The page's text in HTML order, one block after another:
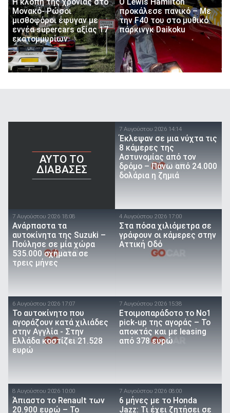
Η κλοπή της χρονιάς στο
Μονακό- Ρώσοι
μισθοφόροι έφυγαν με
εννέα supercars αξίας 17
εκατομμυρίων
O Lewis Hamilton
προκάλεσε πανικό – Με
την F40 του στο μυθικό
πάρκινγκ Daikoku
AYTO TO
ΔΙΑΒΑΣΕΣ
7 Αυγούστου 2026 14:14
Έκλεψαν σε μια νύχτα τις
8 κάμερες της
Αστυνομίας από τον
δρόμο – Πάνω από 24.000
δολάρια η ζημιά
7 Αυγούστου 2026 18:08
Ανάρπαστα τα
αυτοκίνητα της Suzuki –
Πούλησε σε μία χώρα
535.000 οχήματα σε
τρεις μήνες
4 Αυγούστου 2026 17:00
Στα πόσα χιλιόμετρα σε
γράφουν οι κάμερες στην
Αττική Οδό
6 Αυγούστου 2026 17:07
To αυτοκίνητο που
αγοράζουν κατά χιλιάδες
στην Αγγλία - Στην
Ελλάδα κοστίζει 21.528
ευρώ
7 Αυγούστου 2026 15:38
Ετοιμοπαράδοτο το Νο1
pick-up της αγοράς – Το
αποκτάς και με leasing
από 378 ευρώ
8 Αυγούστου 2026 10:00
Άπιαστο το Renault των
20.900 ευρώ – Το
7 Αυγούστου 2026 08:00
6 μήνες με το Honda
Jazz: Τι έχει ζητήσει σε